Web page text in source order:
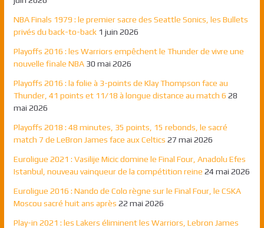
NBA Finals 1979 : le premier sacre des Seattle Sonics, les Bullets
privés du back-to-back 1 juin 2026
Playoffs 2016 : les Warriors empêchent le Thunder de vivre une
nouvelle finale NBA 30 mai 2026
Playoffs 2016 : la folie à 3-points de Klay Thompson face au
Thunder, 41 points et 11/18 à longue distance au match 6 28
mai 2026
Playoffs 2018 : 48 minutes, 35 points, 15 rebonds, le sacré
match 7 de LeBron James face aux Celtics 27 mai 2026
Euroligue 2021 : Vasilije Micic domine le Final Four, Anadolu Efes
Istanbul, nouveau vainqueur de la compétition reine 24 mai 2026
Euroligue 2016 : Nando de Colo règne sur le Final Four, le CSKA
Moscou sacré huit ans après 22 mai 2026
Play-in 2021 : les Lakers éliminent les Warriors, Lebron James